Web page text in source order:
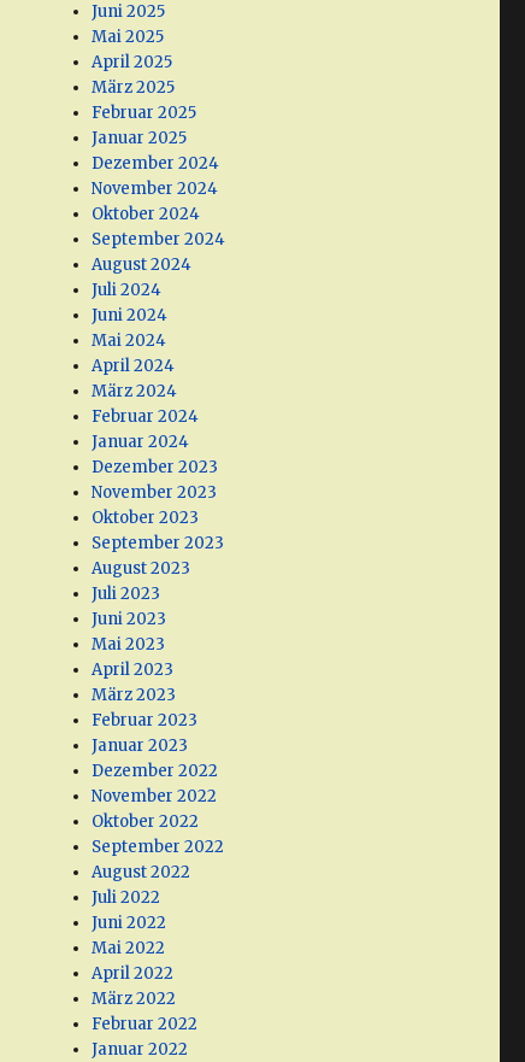
Juni 2025
Mai 2025
April 2025
März 2025
Februar 2025
Januar 2025
Dezember 2024
November 2024
Oktober 2024
September 2024
August 2024
Juli 2024
Juni 2024
Mai 2024
April 2024
März 2024
Februar 2024
Januar 2024
Dezember 2023
November 2023
Oktober 2023
September 2023
August 2023
Juli 2023
Juni 2023
Mai 2023
April 2023
März 2023
Februar 2023
Januar 2023
Dezember 2022
November 2022
Oktober 2022
September 2022
August 2022
Juli 2022
Juni 2022
Mai 2022
April 2022
März 2022
Februar 2022
Januar 2022